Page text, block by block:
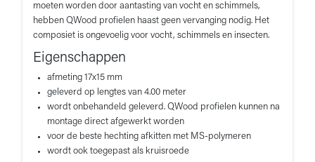
moeten worden door aantasting van vocht en schimmels,
hebben QWood profielen haast geen vervanging nodig. Het
composiet is ongevoelig voor vocht, schimmels en insecten.
Eigenschappen
afmeting 17x15 mm
geleverd op lengtes van 4.00 meter
wordt onbehandeld geleverd. QWood profielen kunnen na
montage direct afgewerkt worden
voor de beste hechting afkitten met MS-polymeren
wordt ook toegepast als kruisroede